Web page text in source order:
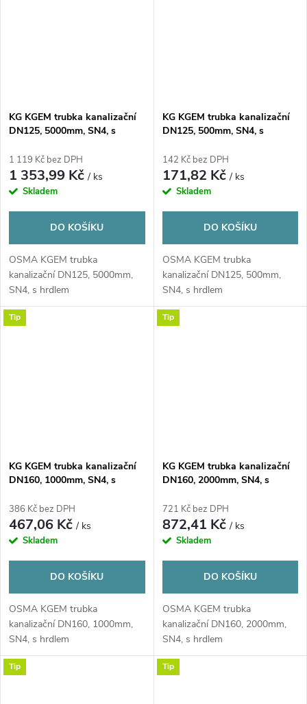
KG KGEM trubka kanalizační
DN125, 5000mm, SN4, s
1 119 Kč bez DPH
1 353,99 Kč/ ks
Skladem
DO KOŠÍKU
OSMA KGEM trubka
kanalizační DN125, 5000mm,
SN4, s hrdlem
KG KGEM trubka kanalizační
DN125, 500mm, SN4, s
142 Kč bez DPH
171,82 Kč/ ks
Skladem
DO KOŠÍKU
OSMA KGEM trubka
kanalizační DN125, 500mm,
SN4, s hrdlem
Tip
KG KGEM trubka kanalizační
DN160, 1000mm, SN4, s
386 Kč bez DPH
467,06 Kč/ ks
Skladem
DO KOŠÍKU
OSMA KGEM trubka
kanalizační DN160, 1000mm,
SN4, s hrdlem
Tip
KG KGEM trubka kanalizační
DN160, 2000mm, SN4, s
721 Kč bez DPH
872,41 Kč/ ks
Skladem
DO KOŠÍKU
OSMA KGEM trubka
kanalizační DN160, 2000mm,
SN4, s hrdlem
Tip Tip